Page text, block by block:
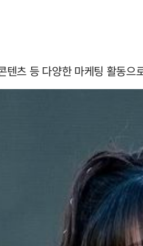
츠 등 다양한 마케팅 활동으